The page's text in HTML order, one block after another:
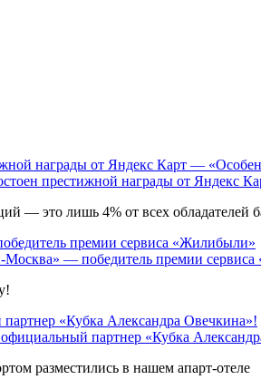
престижной награды от Яндекс
— это лишь 4% от всех обладателей
Москва» — победитель премии
партнер «Кубка
разместились в нашем апарт-отеле